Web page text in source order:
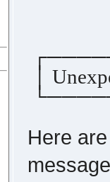
│
Here